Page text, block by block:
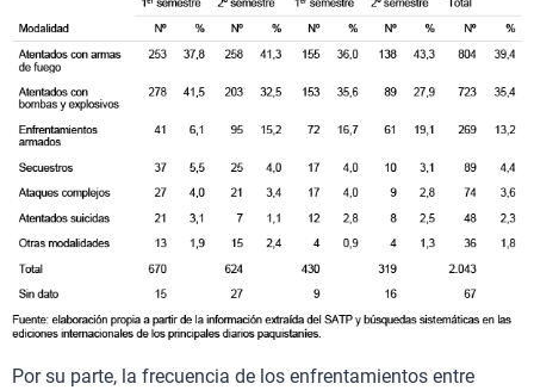
Por su parte, la frecuencia de los enfrentamientos entre